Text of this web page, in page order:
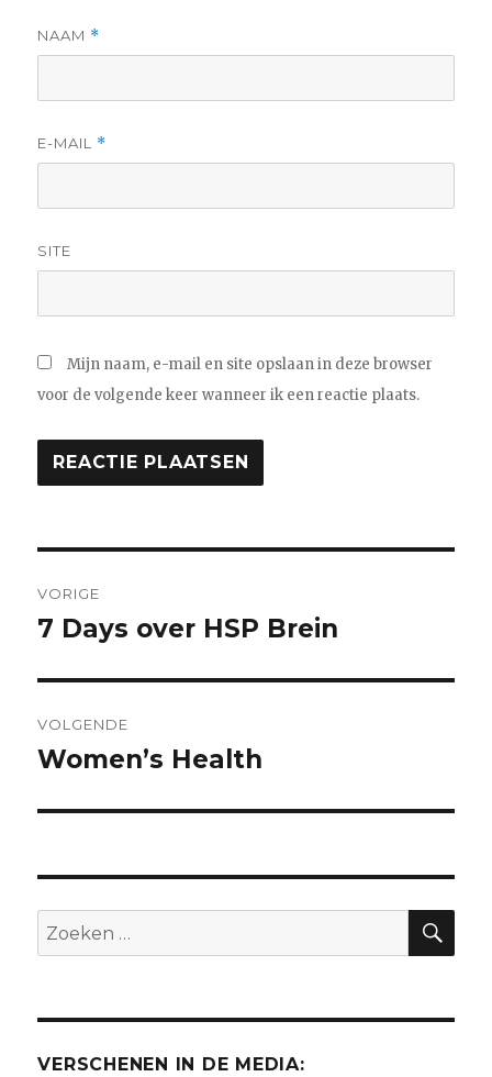
NAAM *
E-MAIL *
SITE
Mijn naam, e-mail en site opslaan in deze browser
voor de volgende keer wanneer ik een reactie plaats.
navigatie
VORIGE
Vorig
7 Days over HSP Brein
VOLGENDE
Volgend
Women’s Health
Zoeken
naar:
VERSCHENEN IN DE MEDIA: